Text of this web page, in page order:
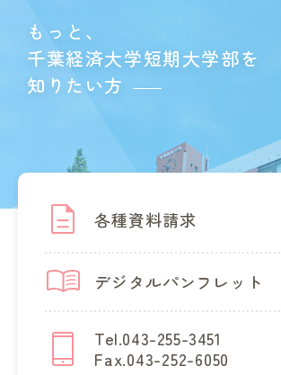
もっと、
千葉経済大学短期大学部を
知りたい方
各種資料請求
デジタルパンフレット
Tel.043-255-3451
Fax.043-252-6050